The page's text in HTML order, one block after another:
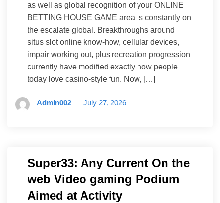
as well as global recognition of your ONLINE
BETTING HOUSE GAME area is constantly on
the escalate global. Breakthroughs around
situs slot online know-how, cellular devices,
impair working out, plus recreation progression
currently have modified exactly how people
today love casino-style fun. Now, […]
Admin002 July 27, 2026
Super33: Any Current On the
web Video gaming Podium
Aimed at Activity